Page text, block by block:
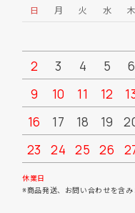
日 月 火 水 木
2
3 4 5 6
9
10 11 12
16
17 18 19
23
24 25 26
30
休業日
※商品発送、お問い合わせを含み